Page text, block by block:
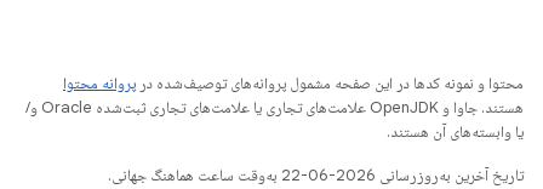
محتوا و نمونه کدها در این صفحه مشمول پروانه‌های توصیف‌شده در پروانه محتوا
هستند. جاوا و OpenJDK علامت‌های تجاری یا علامت‌های تجاری ثبت‌شده Oracle و/
یا وابسته‌های آن هستند.
تاریخ آخرین به‌روزرسانی 2026-06-22 به‌وقت ساعت هماهنگ جهانی.